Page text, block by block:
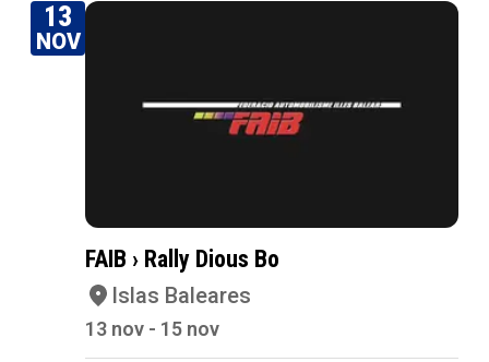
13
NOV
FAIB › Rally Dious Bo
Islas Baleares
13 nov - 15 nov